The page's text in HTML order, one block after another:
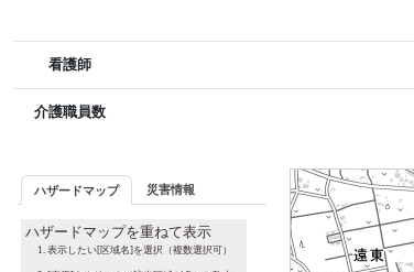
看護師
介護職員数
ハザードマップ 災害情報
ハザードマップを重ねて表示
表示したい[区域名]を選択（複数選択可）